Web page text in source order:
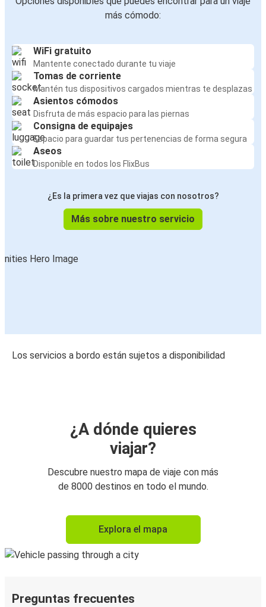
más cómodo:
WiFi gratuito
Mantente conectado durante tu viaje
Tomas de corriente
Mantén tus dispositivos cargados mientras te desplazas
Asientos cómodos
Disfruta de más espacio para las piernas
Consigna de equipajes
Espacio para guardar tus pertenencias de forma segura
Aseos
Disponible en todos los FlixBus
¿Es la primera vez que viajas con nosotros?
Más sobre nuestro servicio
Los servicios a bordo están sujetos a disponibilidad
¿A dónde quieres
viajar?
Descubre nuestro mapa de viaje con más
de 8000 destinos en todo el mundo.
Explora el mapa
Preguntas frecuentes